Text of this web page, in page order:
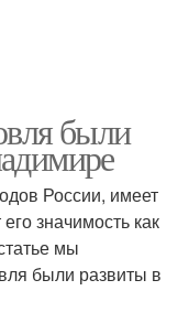
были
России, имеет
значимость как
мы
были развиты в